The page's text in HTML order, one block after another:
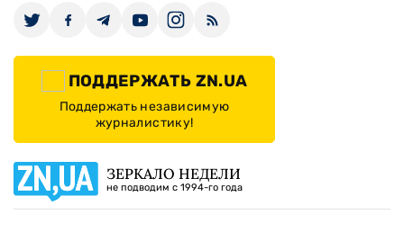
ПОДДЕРЖАТЬ ZN.UA
Поддержать независимую
журналистику!
ЗЕРКАЛО НЕДЕЛИ
не подводим с 1994-го года